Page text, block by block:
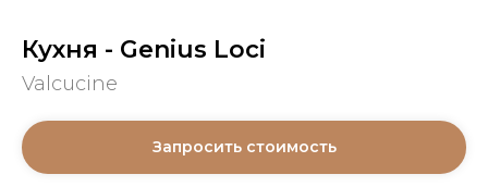
Кухня - Genius Loci
Valcucine
Запросить стоимость